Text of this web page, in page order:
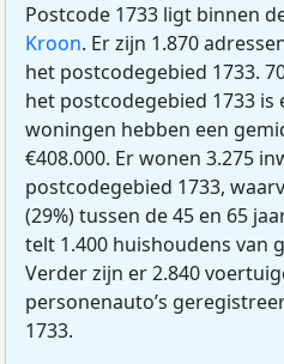
Postcode 1733 ligt binnen
Kroon. Er zijn 1.870
het postcodegebied 1733.
het postcodegebied 1733
woningen hebben een
€408.000. Er wonen 3.275
postcodegebied 1733,
(29%) tussen de 45 en 65
telt 1.400 huishoudens van
Verder zijn er 2.840
personenauto’s
1733.